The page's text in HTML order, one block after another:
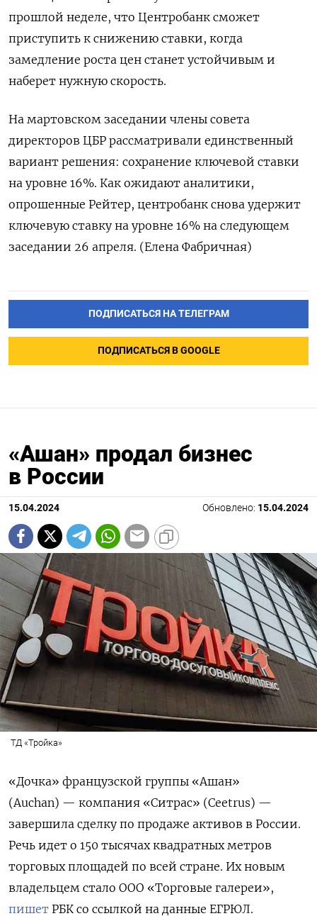
прошлой неделе, что Центробанк сможет
приступить к снижению ставки, когда
замедление роста цен станет устойчивым и
наберет нужную скорость.
На мартовском заседании члены совета
директоров ЦБР рассматривали единственный
вариант решения: сохранение ключевой ставки
на уровне 16%. Как ожидают аналитики,
опрошенные Рейтер, центробанк снова удержит
ключевую ставку на уровне 16% на следующем
заседании 26 апреля. (Елена Фабричная)
ПОДПИСАТЬСЯ НА ТЕЛЕГРАМ
ПОДПИСАТЬСЯ В GOOGLE
«Ашан» продал бизнес
в России
15.04.2024 Обновлено: 15.04.2024
ТД «Тройка»
«Дочка» французской группы «Ашан»
(Auchan) — компания «Ситрас» (Ceetrus) —
завершила сделку по продаже активов в России.
Речь идет о 150 тысячах квадратных метров
торговых площадей по всей стране. Их новым
владельцем стало ООО «Торговые галереи»,
пишет РБК со ссылкой на данные ЕГРЮЛ.